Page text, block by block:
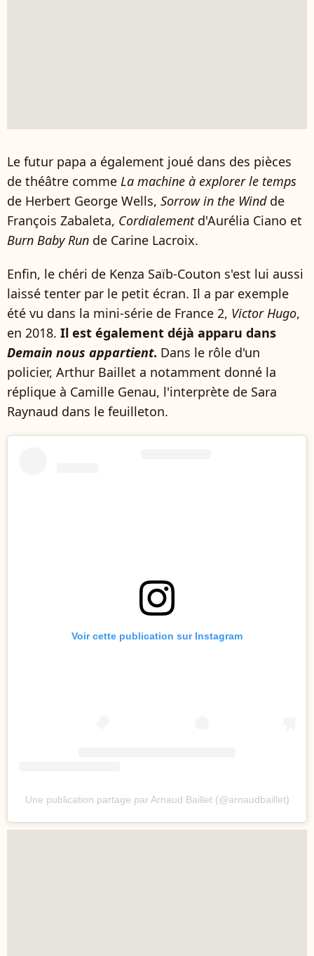
Le futur papa a également joué dans des pièces
de théâtre comme La machine à explorer le temps
de Herbert George Wells, Sorrow in the Wind de
François Zabaleta, Cordialementd'Aurélia Ciano et
Burn Baby Run de Carine Lacroix.
Enfin, le chéri de Kenza Saïb-Couton s'est lui aussi
laissé tenter par le petit écran. Il a par exemple
été vu dans la mini-série de France 2, Victor Hugo,
en 2018. Il est également déjà apparu dans
Demain nous appartient. Dans le rôle d'un
policier, Arthur Baillet a notamment donné la
réplique à Camille Genau, l'interprète de Sara
Raynaud dans le feuilleton.
Voir cette publication sur Instagram
Une publication partage par Arnaud Baillet (@arnaudbaillet)